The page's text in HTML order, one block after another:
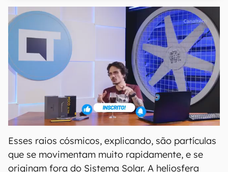
Esses raios cósmicos, explicando, são partículas
que se movimentam muito rapidamente, e se
originam fora do Sistema Solar. A heliosfera